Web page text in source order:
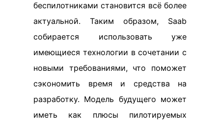
беспилотниками становится всё более
актуальной. Таким образом, Saab
собирается использовать уже
имеющиеся технологии в сочетании с
новыми требованиями, что поможет
сэкономить время и средства на
разработку. Модель будущего может
иметь как плюсы пилотируемых